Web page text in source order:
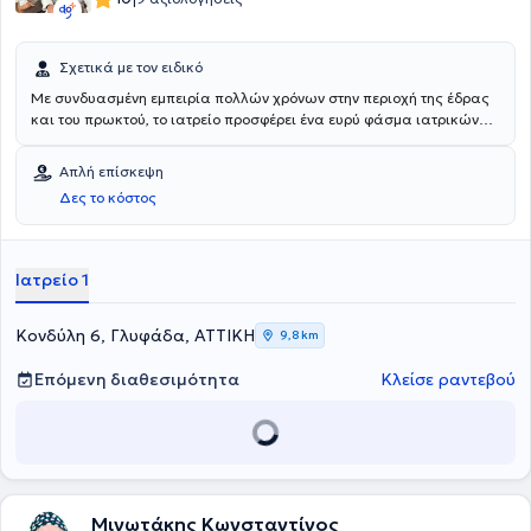
Σχετικά με τον ειδικό
Με συνδυασμένη εμπειρία πολλών χρόνων στην περιοχή της έδρας
και του πρωκτού, το ιατρείο προσφέρει ένα ευρύ φάσμα ιατρικών
ασθενειών, χειρουργικές επεμβάσεις και πολλά άλλα. Η αφοσίωση
των ειδικών, στην αριστεία, έχει κερδίσει την εμπιστοσύνη και τον
σεβασμό αμέτρητων ασθενών σε όλη τη διάρκεια της
σταδιοδρομίας τους.Στόχος του ιατρείου είναι να παρέχει προσοχή
στην ανάγκη του.
Απλή επίσκεψη
Δες το κόστος
Ιατρείο 1
Κονδύλη 6, Γλυφάδα, ΑΤΤΙΚΗ 9,8 km
Επόμενη διαθεσιμότητα Κλείσε ραντεβού
Μινωτάκης Κωνσταντίνος